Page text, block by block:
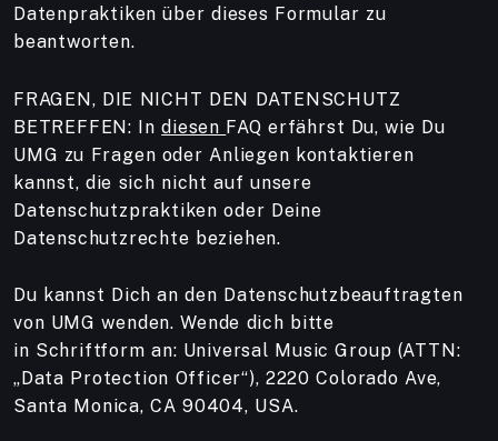
Datenpraktiken über dieses Formular zu
beantworten.
FRAGEN, DIE NICHT DEN DATENSCHUTZ
BETREFFEN: Indiesen FAQ erfährst Du, wie Du
UMG zu Fragen oder Anliegen kontaktieren
kannst, die sich nicht auf unsere
Datenschutzpraktiken oder Deine
Datenschutzrechte beziehen.
Du kannst Dich an den Datenschutzbeauftragten
von UMG wenden. Wende dich bitte
in Schriftform an: Universal Music Group (ATTN:
„Data Protection Officer“), 2220 Colorado Ave,
Santa Monica, CA 90404, USA.